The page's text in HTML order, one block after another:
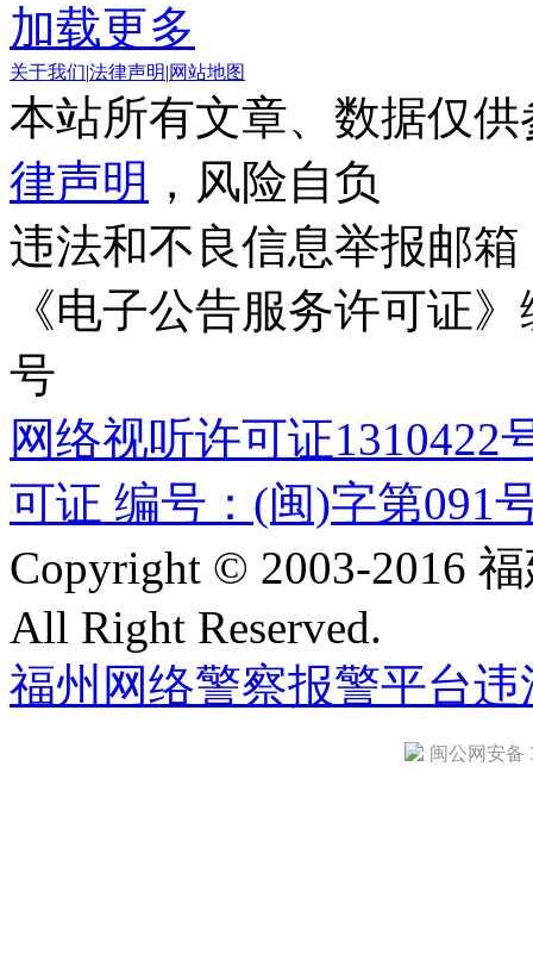
加载更多
关于我们|法律声明|网站地图
本站所有文章、数据仅
律声明 ，风险自负
违法和不良信息举报邮箱
《电子公告服务许可证
号
网络视听许可证1310422
可证 编号：(闽)字第091
Copyright © 2003-2016
All Right Reserved.
福州网络警察报警平台违
闽公网安备